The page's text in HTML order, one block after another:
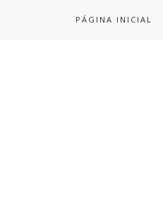
PÁGINA INICIAL